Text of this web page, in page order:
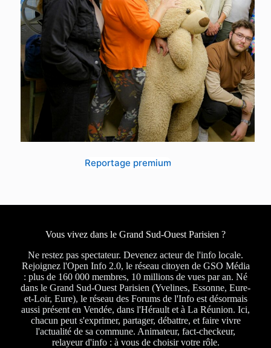
Reportage premium
Vous vivez dans le Grand Sud-Ouest Parisien ?
Ne restez pas spectateur. Devenez acteur de l'info locale.
Rejoignez l'Open Info 2.0, le réseau citoyen de GSO Média
: plus de 160 000 membres, 10 millions de vues par an. Né
dans le Grand Sud-Ouest Parisien (Yvelines, Essonne, Eure-
et-Loir, Eure), le réseau des Forums de l'Info est désormais
aussi présent en Vendée, dans l'Hérault et à La Réunion. Ici,
chacun peut s'exprimer, partager, débattre, et faire vivre
l'actualité de sa commune. Animateur, fact-checkeur,
relayeur d'info : à vous de choisir votre rôle.